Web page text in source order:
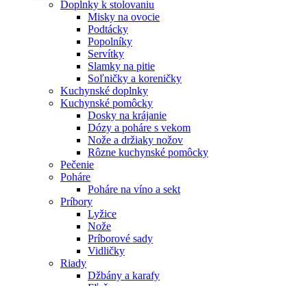
Doplnky k stolovaniu
Misky na ovocie
Podtácky
Popolníky
Servítky
Slamky na pitie
Soľničky a koreničky
Kuchynské doplnky
Kuchynské pomôcky
Dosky na krájanie
Dózy a poháre s vekom
Nože a držiaky nožov
Rôzne kuchynské pomôcky
Pečenie
Poháre
Poháre na víno a sekt
Príbory
Lyžice
Nože
Príborové sady
Vidličky
Riady
Džbány a karafy